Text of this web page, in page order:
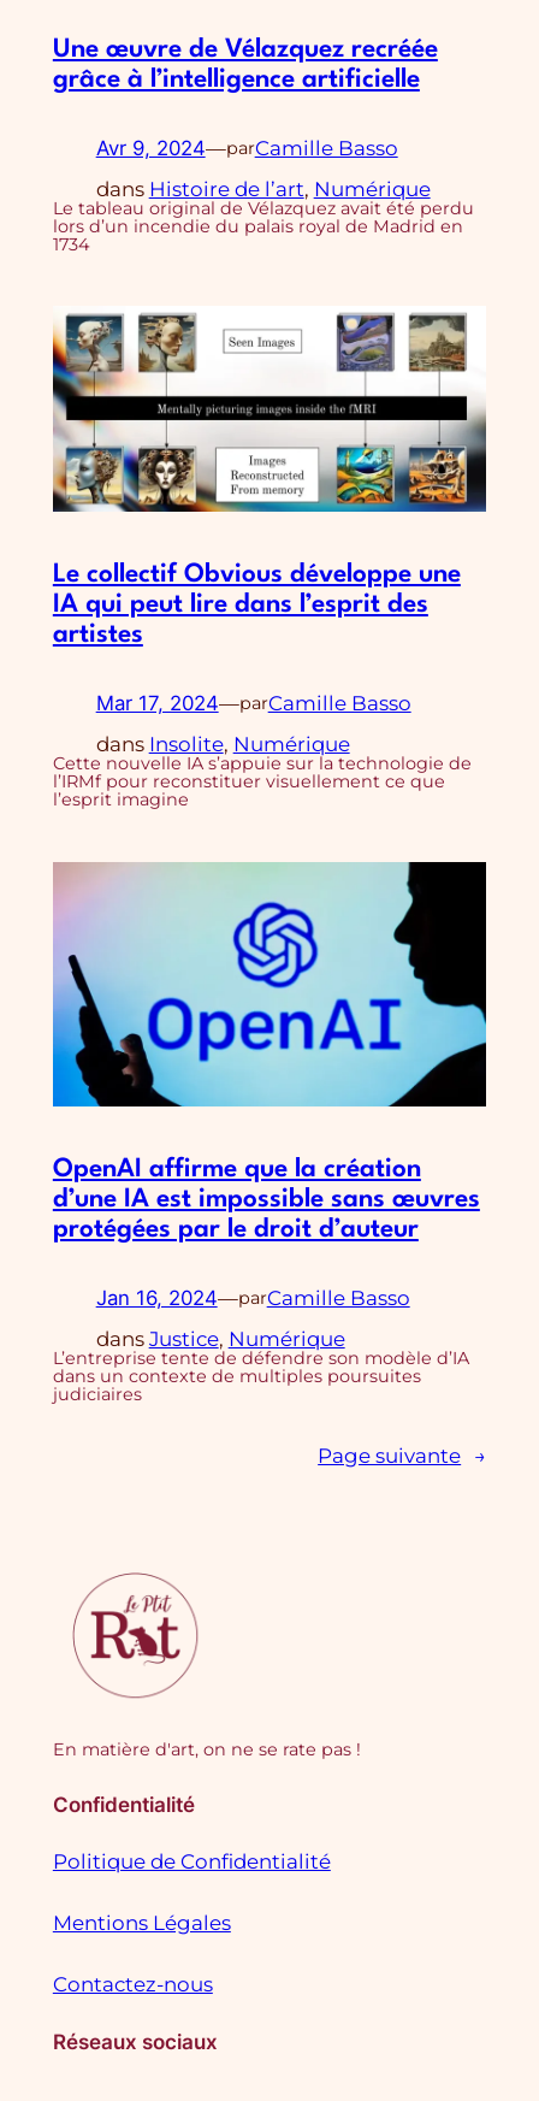
Une œuvre de Vélazquez recréée
grâce à l’intelligence artificielle
Avr 9, 2024—parCamille Basso
dans Histoire de l’art, Numérique
Le tableau original de Vélazquez avait été perdu
lors d’un incendie du palais royal de Madrid en
1734
Le collectif Obvious développe une
IA qui peut lire dans l’esprit des
artistes
Mar 17, 2024—parCamille Basso
dans Insolite, Numérique
Cette nouvelle IA s’appuie sur la technologie de
l’IRMf pour reconstituer visuellement ce que
l’esprit imagine
OpenAI affirme que la création
d’une IA est impossible sans œuvres
protégées par le droit d’auteur
Jan 16, 2024—parCamille Basso
dans Justice, Numérique
L’entreprise tente de défendre son modèle d’IA
dans un contexte de multiples poursuites
judiciaires
Page suivante →
En matière d'art, on ne se rate pas !
Confidentialité
Politique de Confidentialité
Mentions Légales
Contactez-nous
Réseaux sociaux